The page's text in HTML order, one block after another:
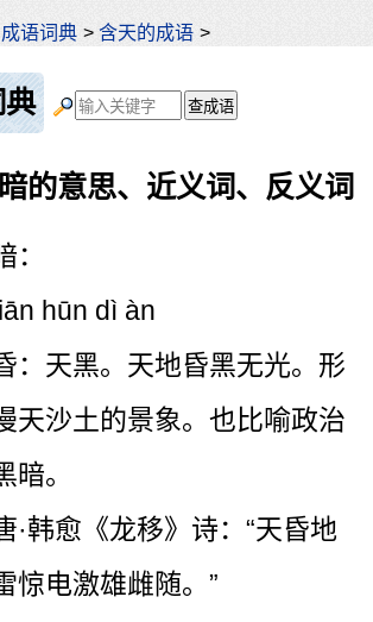
成语词典 >含天的成语 >
典
的意思、近义词、反义词
：
hūn dì àn
：天黑。天地昏黑无光。形
天沙土的景象。也比喻政治
暗。
·韩愈《龙移》诗：“天昏地
惊电激雄雌随。”